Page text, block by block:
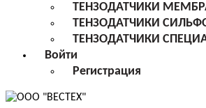
ТЕНЗОДАТЧИКИ
ТЕНЗОДАТЧИКИ
ТЕНЗОДАТЧИКИ
Войти
Регистрация